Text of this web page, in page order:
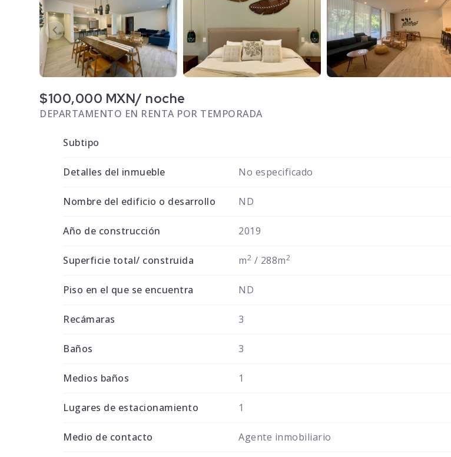
$100,000 MXN/ noche
DEPARTAMENTO EN RENTA POR TEMPORADA
Subtipo
Detalles del inmueble No especificado
Nombre del edificio o desarrollo ND
Año de construcción 2019
Superficie total/ construida m2 / 288m2
Piso en el que se encuentra ND
Recámaras 3
Baños 3
Medios baños 1
Lugares de estacionamiento 1
Medio de contacto Agente inmobiliario